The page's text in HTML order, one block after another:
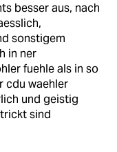
besser aus, nach
sonstigem
in ner
fuehle als in so
cdu waehler
und geistig
sind